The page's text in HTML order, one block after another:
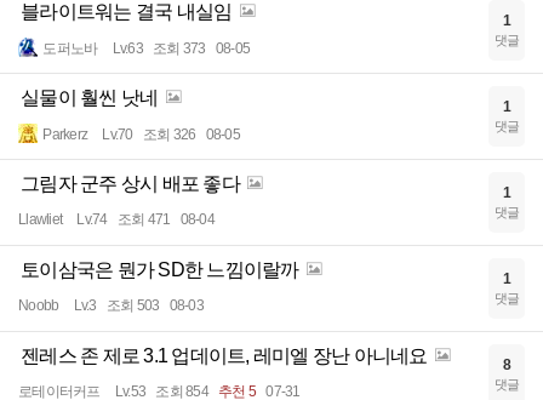
블라이트워는 결국 내실임
도퍼노바 Lv.63 조회 373 08-05
1
댓글
실물이 훨씬 낫네
Parkerz Lv.70 조회 326 08-05
1
댓글
그림자 군주 상시 배포 좋다
Llawliet Lv.74 조회 471 08-04
1
댓글
토이삼국은 뭔가 SD한 느낌이랄까
Noobb Lv.3 조회 503 08-03
1
댓글
젠레스 존 제로 3.1 업데이트, 레미엘 장난 아니네요
로테이터커프 Lv.53 조회 854 추천 5 07-31
8
댓글